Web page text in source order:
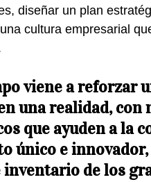
diseñar un plan
cultura empresarial
viene a reforzar
una realidad, con
que ayuden a la
único e
de los